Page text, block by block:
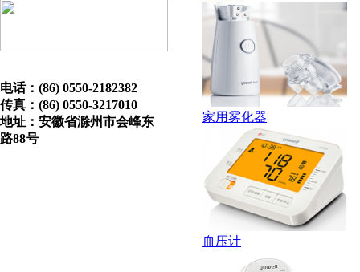
电话：(86) 0550-2182382
传真：(86) 0550-3217010
地址：安徽省滁州市会峰东
路88号
家用雾化器
血压计